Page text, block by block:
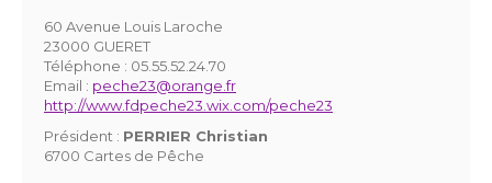
60 Avenue Louis Laroche
23000 GUERET
Téléphone : 05.55.52.24.70
Email : peche23@orange.fr
http://www.fdpeche23.wix.com/peche23
Président : PERRIER Christian
6700 Cartes de Pêche